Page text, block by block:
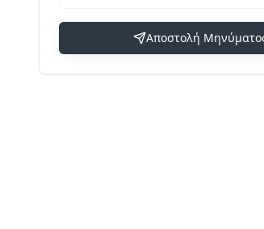
Αποστολή